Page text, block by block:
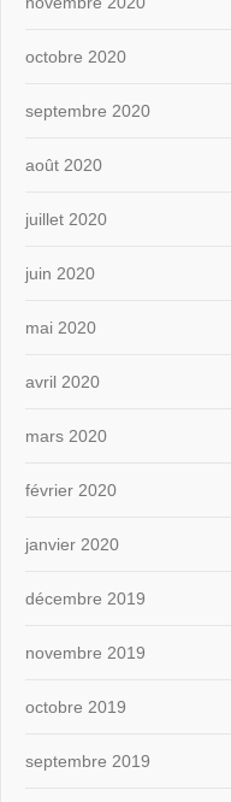
octobre 2020
septembre 2020
août 2020
juillet 2020
juin 2020
mai 2020
avril 2020
mars 2020
février 2020
janvier 2020
décembre 2019
novembre 2019
octobre 2019
septembre 2019